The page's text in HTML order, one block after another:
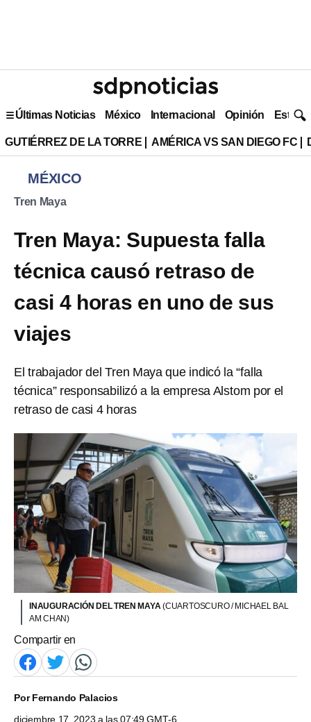
Últimas Noticias México Internacional Opinión Estilo
GUTIÉRREZ DE LA TORRE AMÉRICA VS SAN DIEGO FC
MÉXICO
Tren Maya
Tren Maya: Supuesta falla
técnica causó retraso de
casi 4 horas en uno de sus
viajes
El trabajador del Tren Maya que indicó la “falla
técnica” responsabilizó a la empresa Alstom por el
retraso de casi 4 horas
INAUGURACIÓN DEL TREN MAYA(CUARTOSCURO / MICHAEL BAL
AM CHAN)
Compartir en
PorFernando Palacios
diciembre 17, 2023 a las 07:49 GMT-6